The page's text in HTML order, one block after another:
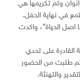
وتم تكريمها هي
في نهاية الحفل.
اصل الحياة”، واكدت
القادرة على تحدي
ثم طلبت من الحضور
والتهنئة.